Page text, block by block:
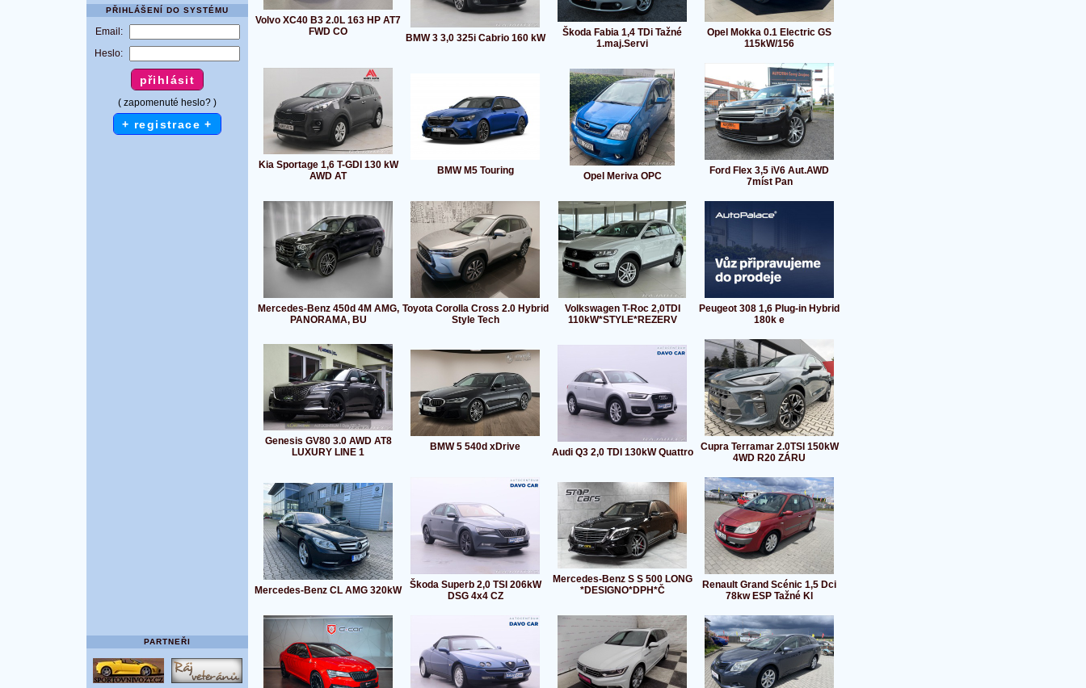
PŘIHLÁŠENÍ DO SYSTÉMU
Email:
Heslo:
( zapomenuté heslo? )
+ registrace +
PARTNEŘI
Volvo XC40 B3 2.0L 163 HP AT7
FWD CO
BMW 3 3,0 325i Cabrio 160 kW
Škoda Fabia 1,4 TDi Tažné
1.maj.Servi
Opel Mokka 0.1 Electric GS
115kW/156
Kia Sportage 1,6 T-GDI 130 kW
AWD AT
BMW M5 Touring Opel Meriva OPC
Ford Flex 3,5 iV6 Aut.AWD
7míst Pan
Mercedes-Benz 450d 4M AMG,
PANORAMA, BU
Toyota Corolla Cross 2.0 Hybrid
Style Tech
Volkswagen T-Roc 2,0TDI
110kW*STYLE*REZERV
Peugeot 308 1,6 Plug-in Hybrid
180k e
Genesis GV80 3.0 AWD AT8
LUXURY LINE 1
BMW 5 540d xDrive Audi Q3 2,0 TDI 130kW Quattro
Cupra Terramar 2.0TSI 150kW
4WD R20 ZÁRU
Mercedes-Benz CL AMG 320kW
Škoda Superb 2,0 TSI 206kW
DSG 4x4 CZ
Mercedes-Benz S S 500 LONG
*DESIGNO*DPH*Č
Renault Grand Scénic 1,5 Dci
78kw ESP Tažné Kl